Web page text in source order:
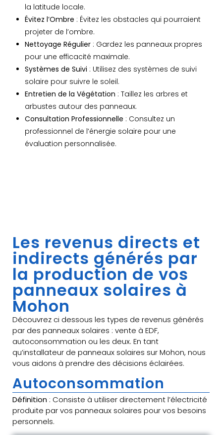
la latitude locale.
Évitez l’Ombre : Évitez les obstacles qui pourraient
projeter de l’ombre.
Nettoyage Régulier : Gardez les panneaux propres
pour une efficacité maximale.
Systèmes de Suivi : Utilisez des systèmes de suivi
solaire pour suivre le soleil.
Entretien de la Végétation : Taillez les arbres et
arbustes autour des panneaux.
Consultation Professionnelle : Consultez un
professionnel de l’énergie solaire pour une
évaluation personnalisée.
Les revenus directs et
indirects générés par
la production de vos
panneaux solaires à
Mohon
Découvrez ci dessous les types de revenus générés
par des panneaux solaires : vente à EDF,
autoconsommation ou les deux. En tant
qu’installateur de panneaux solaires sur Mohon, nous
vous aidons à prendre des décisions éclairées.
Autoconsommation
Définition : Consiste à utiliser directement l’électricité
produite par vos panneaux solaires pour vos besoins
personnels.